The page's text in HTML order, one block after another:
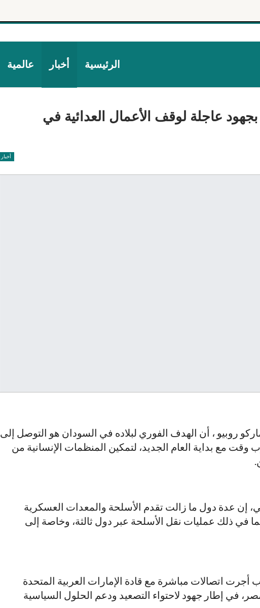
الرئيسية أخبار عالمية
بجهود عاجلة لوقف الأعمال العدائية في
أخبار
روبيو ، أن الهدف الفوري لبلاده في السودان هو التوصل إلى
وقت مع بداية العام الجديد، لتمكين المنظمات الإنسانية من
إن عدة دول ما زالت تقدم الأسلحة والمعدات العسكرية
في ذلك عمليات نقل الأسلحة عبر دول ثالثة، وخاصة إلى
اتصالات مباشرة مع قادة الإمارات العربية المتحدة
في إطار جهود لاحتواء التصعيد ودعم الحلول السياسية